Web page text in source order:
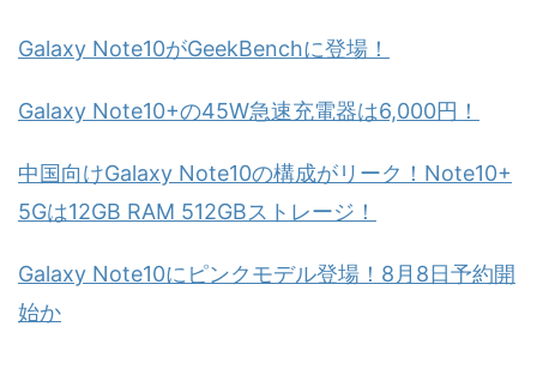
Galaxy Note10がGeekBenchに登場！
Galaxy Note10+の45W急速充電器は6,000円！
中国向けGalaxy Note10の構成がリーク！Note10+
5Gは12GB RAM 512GBストレージ！
Galaxy Note10にピンクモデル登場！8月8日予約開
始か